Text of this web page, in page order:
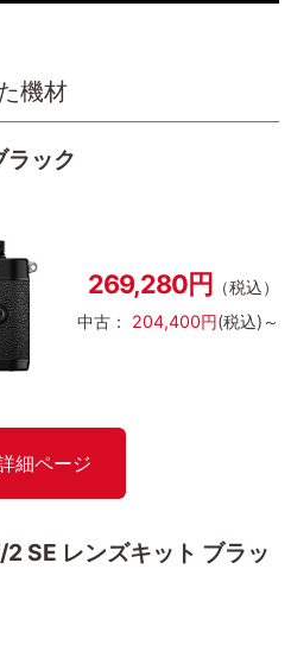
機材
ラック
269,280円 （税込）
中古： 204,400円(税込)～
細ページ
SE レンズキット ブラッ